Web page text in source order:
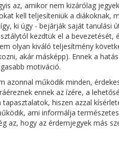
az, amikor nem kizárólag
kell teljesíteniük a diákoknak,
ki úgy - bejárják saját tanulási
kezdtük el a bevezetését,
olyan kiváló teljesítmény
akár másképp). Ennek a
motiváció.
azonnal működik minden,
ennek az ízére, a
hiszen azzal
ami informálja
az, hogy az érdemjegyek más